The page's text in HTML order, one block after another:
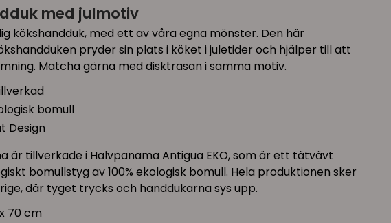
med julmotiv
kökshandduk, med ett av våra egna mönster. Den här
pryder sin plats i köket i juletider och hjälper till att
Matcha gärna med disktrasan i samma motiv.
bomull
Design
är tillverkade i Halvpanama Antigua EKO, som är ett tätvävt
bomullstyg av 100% ekologisk bomull. Hela produktionen sker
där tyget trycks och handdukarna sys upp.
70 cm